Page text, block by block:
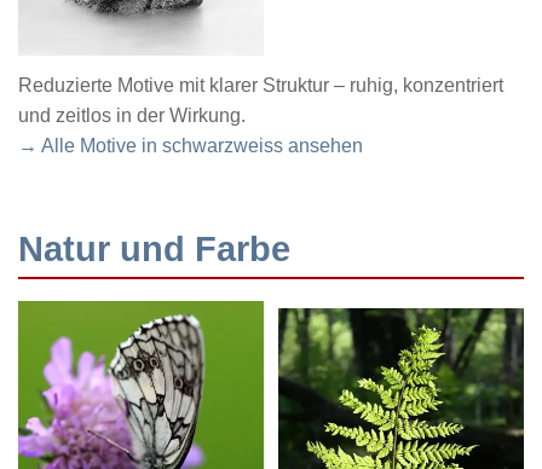
Reduzierte Motive mit klarer Struktur – ruhig, konzentriert
und zeitlos in der Wirkung.
→ Alle Motive in schwarzweiss ansehen
Natur und Farbe